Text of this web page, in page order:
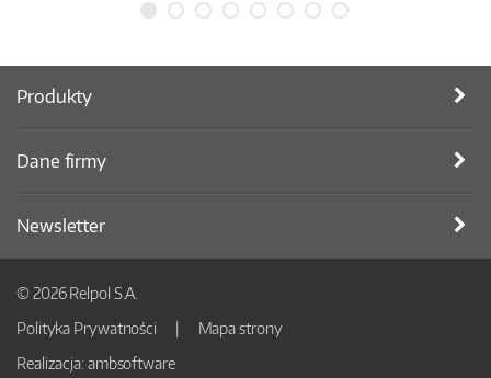
Produkty
Dane firmy
Newsletter
© 2026 Relpol S.A.
Polityka Prywatności
Mapa strony
Realizacja: ambsoftware